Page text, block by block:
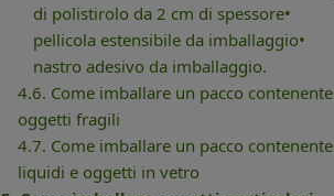
di polistirolo da 2 cm di spessore•
pellicola estensibile da imballaggio•
nastro adesivo da imballaggio.
4.6. Come imballare un pacco contenente
oggetti fragili
4.7. Come imballare un pacco contenente
liquidi e oggetti in vetro